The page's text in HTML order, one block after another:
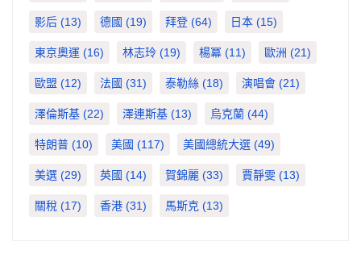
影后 (13) 德國 (19) 拜登 (64) 日本 (15)
東京奧運 (16) 林志玲 (19) 楊冪 (11) 歐洲 (21)
歐盟 (12) 法國 (31) 泰勒絲 (18) 演唱會 (21)
澤倫斯基 (22) 澤連斯基 (13) 烏克蘭 (44)
特朗普 (10) 美國 (117) 美國總統大選 (49)
美選 (29) 英國 (14) 賀錦麗 (33) 賈靜雯 (13)
關稅 (17) 香港 (31) 馬斯克 (13)